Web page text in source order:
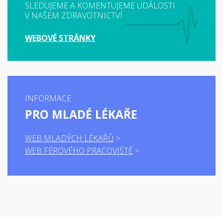
SLEDUJEME A KOMENTUJEME UDÁLOSTI
V NAŠEM ZDRAVOTNICTVÍ
WEBOVÉ STRÁNKY
INFORMACE
PRO MLADÉ LÉKAŘE
WEB MLADÝCH LÉKAŘŮ
WEB FÉROVÉHO PRACOVIŠTĚ